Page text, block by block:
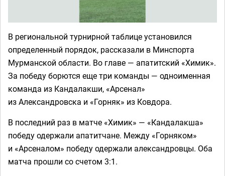
В региональной турнирной таблице установился
определенный порядок, рассказали в Минспорта
Мурманской области. Во главе — апатитский «Химик».
За победу борются еще три команды — одноименная
команда из Кандалакши, «Арсенал»
из Александровска и «Горняк» из Ковдора.
В последний раз в матче «Химик» — «Кандалакша»
победу одержали апатитчане. Между «Горняком»
и «Арсеналом» победу одержали александровцы. Оба
матча прошли со счетом 3:1.